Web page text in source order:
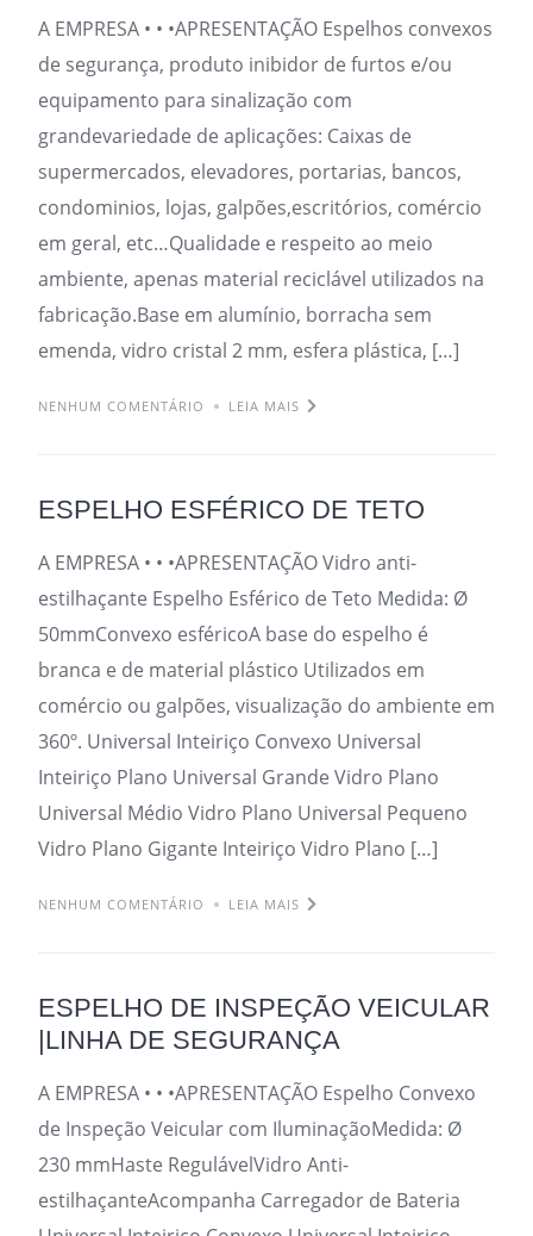
A EMPRESA • • •APRESENTAÇÃO Espelhos convexos
de segurança, produto inibidor de furtos e/ou
equipamento para sinalização com
grandevariedade de aplicações: Caixas de
supermercados, elevadores, portarias, bancos,
condominios, lojas, galpões,escritórios, comércio
em geral, etc…Qualidade e respeito ao meio
ambiente, apenas material reciclável utilizados na
fabricação.Base em alumínio, borracha sem
emenda, vidro cristal 2 mm, esfera plástica, […]
NENHUM COMENTÁRIO LEIA MAIS
ESPELHO ESFÉRICO DE TETO
A EMPRESA • • •APRESENTAÇÃO Vidro anti-
estilhaçante Espelho Esférico de Teto Medida: Ø
50mmConvexo esféricoA base do espelho é
branca e de material plástico Utilizados em
comércio ou galpões, visualização do ambiente em
360º. Universal Inteiriço Convexo Universal
Inteiriço Plano Universal Grande Vidro Plano
Universal Médio Vidro Plano Universal Pequeno
Vidro Plano Gigante Inteiriço Vidro Plano […]
NENHUM COMENTÁRIO LEIA MAIS
ESPELHO DE INSPEÇÃO VEICULAR
|LINHA DE SEGURANÇA
A EMPRESA • • •APRESENTAÇÃO Espelho Convexo
de Inspeção Veicular com IluminaçãoMedida: Ø
230 mmHaste RegulávelVidro Anti-
estilhaçanteAcompanha Carregador de Bateria